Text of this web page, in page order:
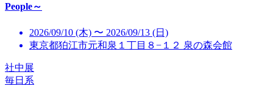
People～
2026/09/10 (木) 〜 2026/09/13 (日)
東京都狛江市元和泉１丁目８−１２ 泉の森会館
社中展
毎日系